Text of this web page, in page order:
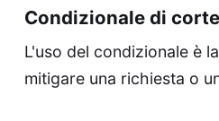
Condizionale di
L'uso del condizionale è
mitigare una richiesta o